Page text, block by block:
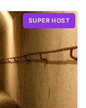
SUPER HOST